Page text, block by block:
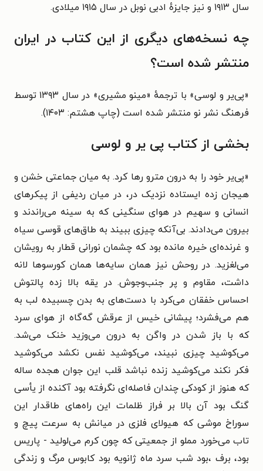
سال ۱۹۱۳ و نیز جایزهٔ ادبی نوبل در سال ۱۹۱۵ میلادی.
چه نسخه‌های دیگری از این کتاب در ایران
منتشر شده است؟
«پی‌یر و لوسی» با ترجمهٔ «مینو مشیری» در سال ۱۳۹۳ توسط
فرهنگ نشر نو منتشر شده است (چاپ هشتم: ۱۴۰۳).
بخشی از کتاب پی‌ یر و لوسی
«پی‌یر خود را به درون مترو رها کرد. به میان جماعتی خشن و
هیجان زده ایستاده نزدیک در، در میان ردیفی از پیکرهای
انسانی و سهیم در هوای سنگینی که به سینه می‌راندند و
بیرون می‌دادند. بی‌آنکه چیزی ببیند به طاق‌های قوسی سیاه
و غرنده‌ای خیره مانده بود که چشمان نورانی قطار به رویشان
می‌لغزید. در روحش نیز همان سایه‌ها همان کورسوها لانه
داشت، مقاوم و پر جنب‌و‌جوش. در یقه بالا زده پالتوش
احساس خفقان می‌کرد با دست‌های به بدن چسبیده لب به
هم می‌فشرد؛ پیشانی خیس از عرقش گه‌گاه از هوای سرد
که با باز شدن در واگن به درون می‌وزید خنک می‌شد.
می‌کوشید چیزی نبیند، می‌کوشید نفس نکشد می‌کوشید
فکر نکند می‌کوشید زنده نباشد قلب این جوان هجده ساله
که هنوز از کودکی چندان فاصله‌ای نگرفته بود آکنده از یأسی
گنگ بود آن بالا بر فراز ظلمات این راه‌های طاقدار این
سوراخ موشی که هیولای فلزی در میانش به سرعت پیچ و
تاب می‌خورد مملو از جمعیتی که چون کرم می‌لولید - پاریس
بود، برف ،بود شب سرد ماه ژانویه بود کابوس مرگ و زندگی